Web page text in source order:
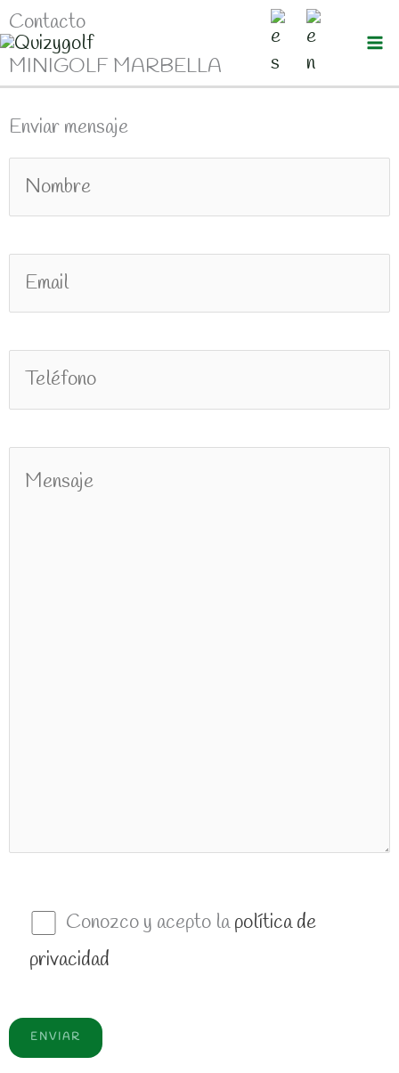
Ir
al
contenido
Contacto
MINIGOLF MARBELLA
Enviar mensaje
Conozco y acepto lapolítica de
privacidad